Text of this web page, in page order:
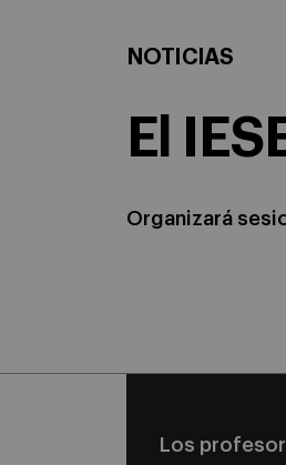
NOTICIAS
El
Organizará
Los